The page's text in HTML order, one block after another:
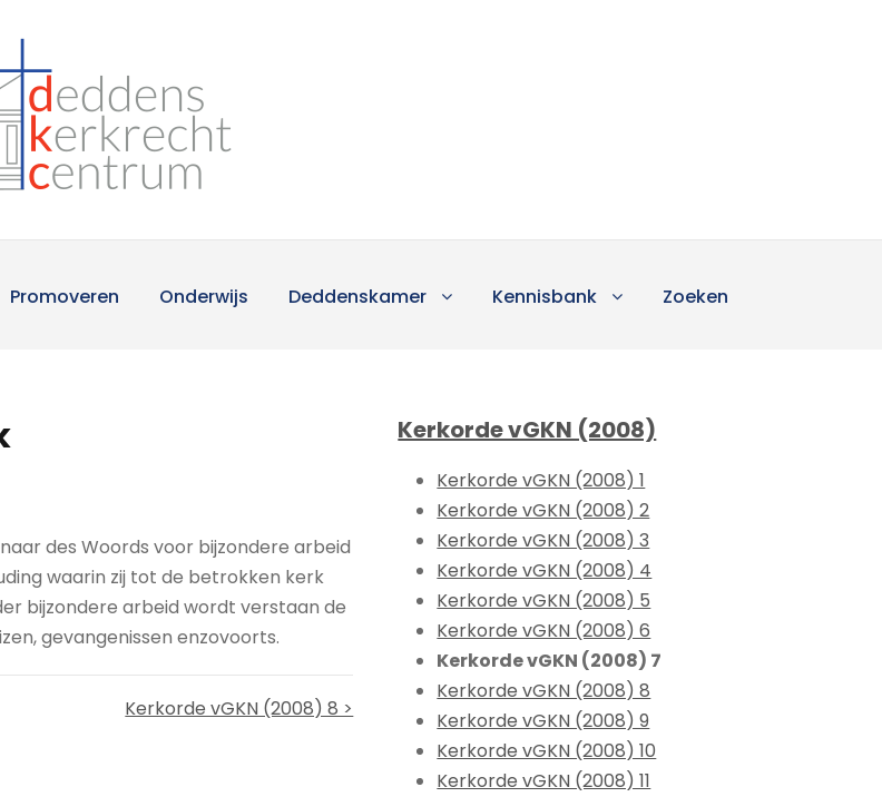
Promoveren Onderwijs Deddenskamer Kennisbank Zoeken
des Woords voor bijzondere arbeid
waarin zij tot de betrokken kerk
bijzondere arbeid wordt verstaan de
gevangenissen enzovoorts.
Kerkorde vGKN (2008) 8 >
Kerkorde vGKN (2008)
Kerkorde vGKN (2008) 1
Kerkorde vGKN (2008) 2
Kerkorde vGKN (2008) 3
Kerkorde vGKN (2008) 4
Kerkorde vGKN (2008) 5
Kerkorde vGKN (2008) 6
Kerkorde vGKN (2008) 7
Kerkorde vGKN (2008) 8
Kerkorde vGKN (2008) 9
Kerkorde vGKN (2008) 10
Kerkorde vGKN (2008) 11